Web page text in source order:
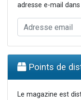
adresse e-mail
Points de
Le magazine est